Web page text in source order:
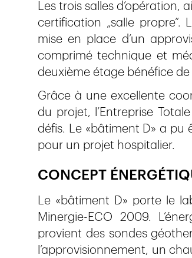
Les trois salles d’opération,
certification „salle propre“.
mise en place d’un
comprimé technique et
deuxième étage bénéfice
Grâce à une excellente
du projet, l’Entreprise
défis. Le «bâtiment D» a pu
pour un projet hospitalier.
CONCEPT
Le «bâtiment D» porte le
Minergie-ECO 2009.
provient des sondes
l’approvisionnement, un